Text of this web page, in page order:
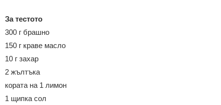
За тестото
300 г брашно
150 г краве масло
10 г захар
2 жълтъка
кората на 1 лимон
1 щипка сол